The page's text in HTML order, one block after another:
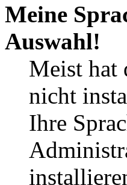
Meine
Auswahl!
Meist hat
nicht
Ihre